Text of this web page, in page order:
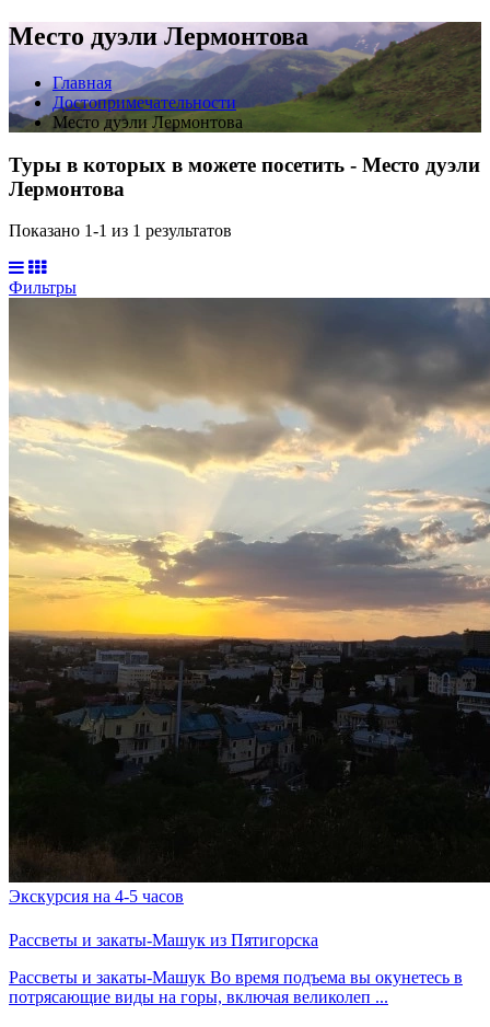
Место дуэли Лермонтова
Главная
Достопримечательности
Место дуэли Лермонтова
Туры в которых в можете посетить - Место дуэли
Лермонтова
Показано 1-1 из 1 результатов
Фильтры
Экскурсия на 4-5 часов
Рассветы и закаты-Машук из Пятигорска
Рассветы и закаты-Машук Во время подъема вы окунетесь в
потрясающие виды на горы, включая великолеп ...